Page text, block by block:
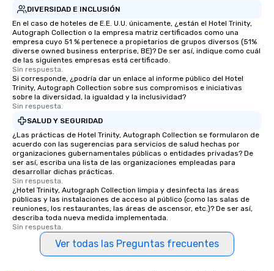
DIVERSIDAD E INCLUSIÓN
En el caso de hoteles de E.E. U.U. únicamente, ¿están el Hotel Trinity,
Autograph Collection o la empresa matriz certificados como una
empresa cuyo 51 % pertenece a propietarios de grupos diversos (51%
diverse owned business enterprise, BE)? De ser así, indique como cuál
de las siguientes empresas está certificado.
Sin respuesta.
Si corresponde, ¿podría dar un enlace al informe público del Hotel
Trinity, Autograph Collection sobre sus compromisos e iniciativas
sobre la diversidad, la igualdad y la inclusividad?
Sin respuesta.
SALUD Y SEGURIDAD
¿Las prácticas de Hotel Trinity, Autograph Collection se formularon de
acuerdo con las sugerencias para servicios de salud hechas por
organizaciones gubernamentales públicas o entidades privadas? De
ser así, escriba una lista de las organizaciones empleadas para
desarrollar dichas prácticas.
Sin respuesta.
¿Hotel Trinity, Autograph Collection limpia y desinfecta las áreas
públicas y las instalaciones de acceso al público (como las salas de
reuniones, los restaurantes, las áreas de ascensor, etc.)? De ser así,
describa toda nueva medida implementada.
Sin respuesta.
Ver todas las Preguntas frecuentes